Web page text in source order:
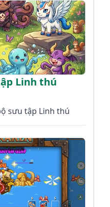
Linh thú
sưu tập Linh thú